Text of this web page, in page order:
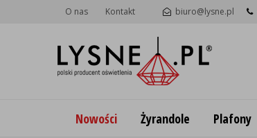
O nas Kontakt biuro@lysne.pl
Nowości Żyrandole Plafony